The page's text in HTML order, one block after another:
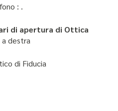
: .
di apertura di Ottica
a destra
di Fiducia